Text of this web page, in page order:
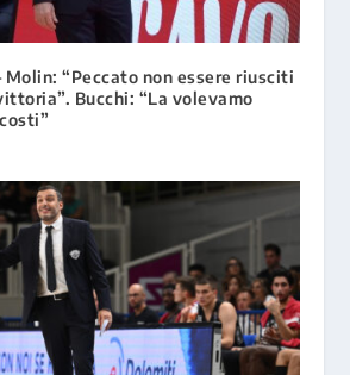
Molin: “Peccato non essere riusciti
Bucchi: “La volevamo